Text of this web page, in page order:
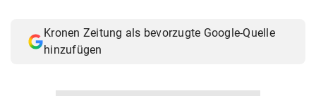
Kronen Zeitung als bevorzugte Google-Quelle
hinzufügen